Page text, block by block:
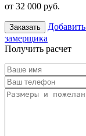
от 32 000 руб.
Заказать
замерщика
Получить расчет